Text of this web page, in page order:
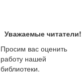
Уважаемые читатели!
Просим вас оценить
работу нашей
библиотеки.